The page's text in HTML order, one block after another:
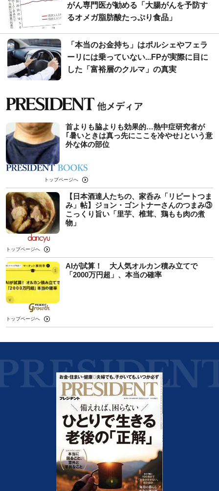
がん専門医が勧める「大腸がんを予防す
るオメガ脂肪酸たっぷり食品」
「本当のお金持ち」はポルシェやフェラ
ーリには乗っていない...FPが実際に目に
した「富裕層のクルマ」の真実
首よりも脇よりも効果的…熱中症研究者が
｢暑いときは真っ先にここを冷やせ｣という意
外な体の部位
トップページへ
【日本酒達人たちの、家呑み「リピートつま
み」帖】ジョン・ゴントナーさんのつまみ③
こっくり旨い「里芋、椎茸、鶏もも肉の煮
物」
トップページへ
AIが試算！ 大人気オルカン積み立てで
「2000万円超」、本当の確率
トップページへ